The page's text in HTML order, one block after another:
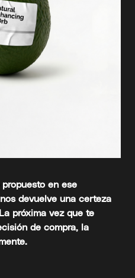
en ese
devuelve una certeza
próxima vez que te
de compra, la